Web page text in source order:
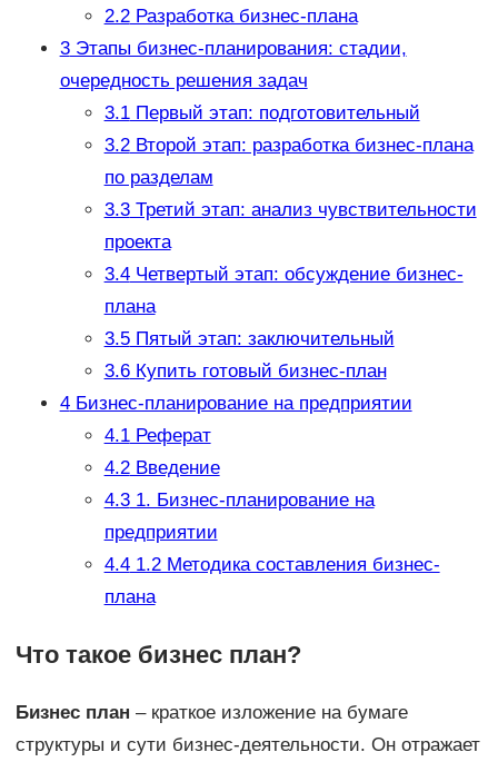
2.2Разработка бизнес-плана
3Этапы бизнес-планирования: стадии,
очередность решения задач
3.1Первый этап: подготовительный
3.2Второй этап: разработка бизнес-плана
по разделам
3.3Третий этап: анализ чувствительности
проекта
3.4Четвертый этап: обсуждение бизнес-
плана
3.5Пятый этап: заключительный
3.6Купить готовый бизнес-план
4Бизнес-планирование на предприятии
4.1Реферат
4.2Введение
4.31. Бизнес-планирование на
предприятии
4.41.2 Методика составления бизнес-
плана
Что такое бизнес план?
Бизнес план – краткое изложение на бумаге
структуры и сути бизнес-деятельности. Он отражает